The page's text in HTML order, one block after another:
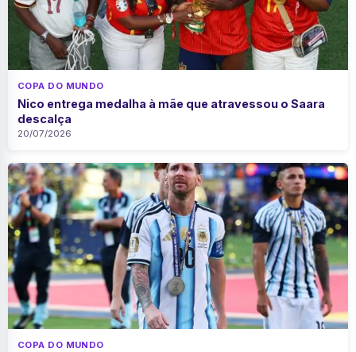
COPA DO MUNDO
Nico entrega medalha à mãe que atravessou o Saara
descalça
20/07/2026
COPA DO MUNDO